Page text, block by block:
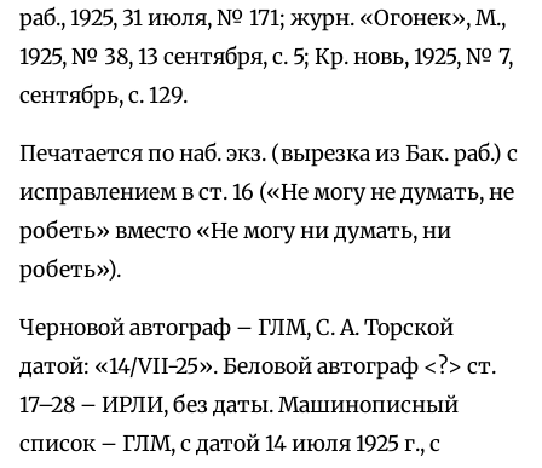
раб., 1925, 31 июля, № 171; журн. «Огонек», М.,
1925, № 38, 13 сентября, с. 5; Кр. новь, 1925, № 7,
сентябрь, с. 129.
Печатается по наб. экз. (вырезка из Бак. раб.) с
исправлением в ст. 16 («Не могу не думать, не
робеть» вместо «Не могу ни думать, ни
робеть»).
Черновой автограф – ГЛМ, С. А. Торской
датой: «14/VII-25». Беловой автограф <?> ст.
17–28 – ИРЛИ, без даты. Машинописный
список – ГЛМ, с датой 14 июля 1925 г., с